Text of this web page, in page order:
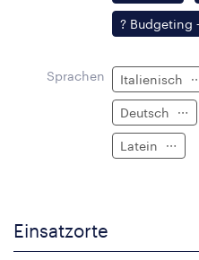
? Budgeting
Sprachen Italienisch
Deutsch
Latein
Einsatzorte